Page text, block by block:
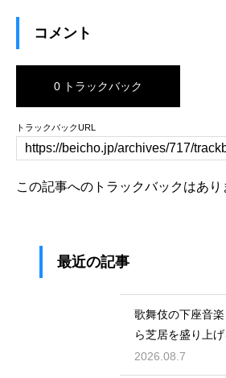
コメント
0 トラックバック
トラックバックURL
この記事へのトラックバックはあり
最近の記事
歌舞伎の下座音
ら芝居を盛り上げ
を解説
2026.08.7